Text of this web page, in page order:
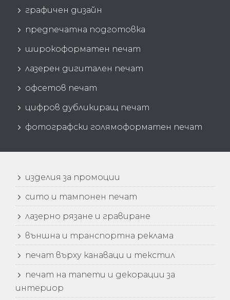
5 графичен дизайн
5 предпечатна подготовка
5 широкоформатен печат
5 лазерен дигитален печат
5 офсетов печат
5 цифров дубликиращ печат
5 фотографски голямоформатен печат
5 изделия за промоции
5 сито и тампонен печат
5 лазерно рязане и гравиране
5 външна и транспортна реклама
5 печат върху канаваци и текстил
5 печат на тапети и декорации за
интериор